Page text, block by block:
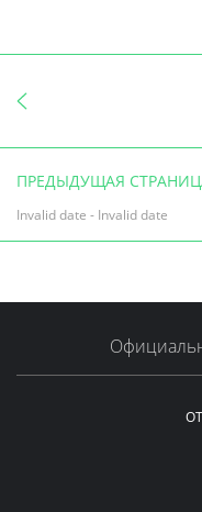
ПРЕДЫДУЩАЯ
Invalid date - Invalid date